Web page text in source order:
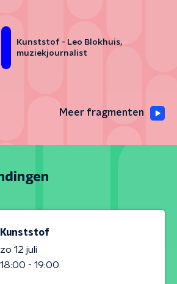
Kunststof - Leo Blokhuis,
muziekjournalist
Meer fragmenten
Kunststof
zo 12 juli
18:00 - 19:00